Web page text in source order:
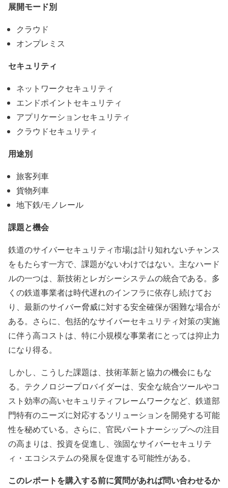
展開モード別
クラウド
オンプレミス
セキュリティ
ネットワークセキュリティ
エンドポイントセキュリティ
アプリケーションセキュリティ
クラウドセキュリティ
用途別
旅客列車
貨物列車
地下鉄/モノレール
課題と機会
鉄道のサイバーセキュリティ市場は計り知れないチャンス
をもたらす一方で、課題がないわけではない。主なハード
ルの一つは、新技術とレガシーシステムの統合である。多
くの鉄道事業者は時代遅れのインフラに依存し続けてお
り、最新のサイバー脅威に対する安全確保が困難な場合が
ある。さらに、包括的なサイバーセキュリティ対策の実施
に伴う高コストは、特に小規模な事業者にとっては抑止力
になり得る。
しかし、こうした課題は、技術革新と協力の機会にもな
る。テクノロジープロバイダーは、安全な統合ツールやコ
スト効率の高いセキュリティフレームワークなど、鉄道部
門特有のニーズに対応するソリューションを開発する可能
性を秘めている。さらに、官民パートナーシップへの注目
の高まりは、投資を促進し、強固なサイバーセキュリテ
ィ・エコシステムの発展を促進する可能性がある。
このレポートを購入する前に質問があれば問い合わせるか